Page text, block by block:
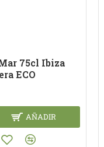
75cl Ibiza
ECO
AÑADIR